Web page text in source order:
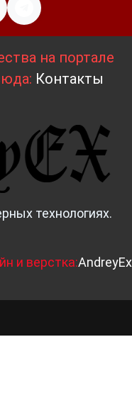
на портале
Контакты
технологиях.
и верстка:AndreyEx